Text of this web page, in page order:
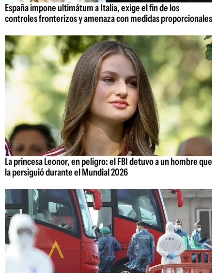
España impone ultimátum a Italia, exige el fin de los
controles fronterizos y amenaza con medidas proporcionales
La princesa Leonor, en peligro: el FBI detuvo a un hombre que
la persiguió durante el Mundial 2026